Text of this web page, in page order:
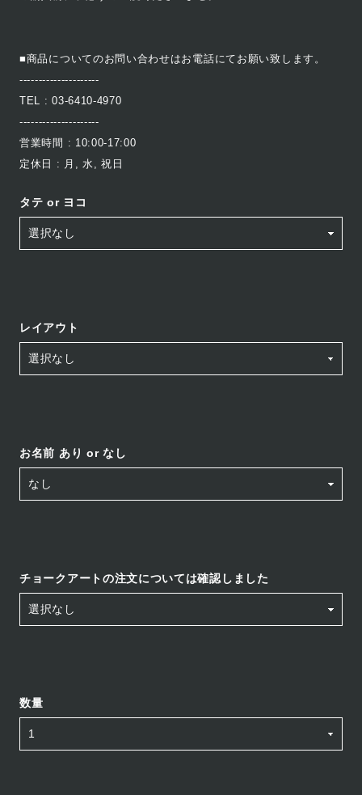
■商品についてのお問い合わせはお電話にてお願い致します。
---------------------
TEL : 03-6410-4970
---------------------
営業時間 : 10:00-17:00
定休日 : 月, 水, 祝日
タテ or ヨコ
レイアウト
お名前 あり or なし
チョークアートの注文については確認しました
数量